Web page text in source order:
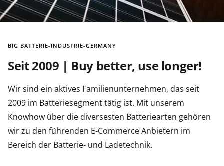
BIG BATTERIE-INDUSTRIE-GERMANY
Seit 2009 | Buy better, use longer!
Wir sind ein aktives Familienunternehmen, das seit
2009 im Batteriesegment tätig ist. Mit unserem
Knowhow über die diversesten Batteriearten gehören
wir zu den führenden E-Commerce Anbietern im
Bereich der Batterie- und Ladetechnik.